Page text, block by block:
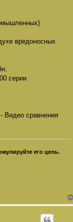
вредоносных
серии
- Видео сравнения
его цель.